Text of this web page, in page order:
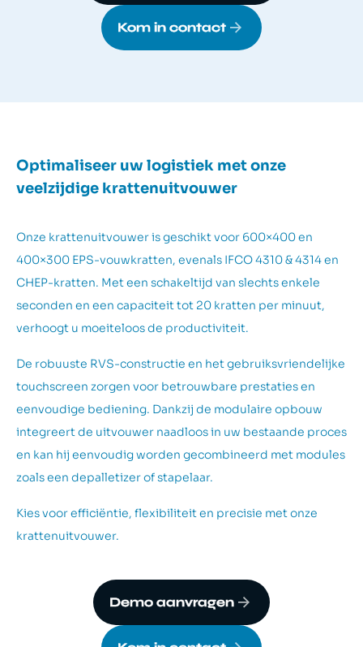
Kom in contact
Optimaliseer uw logistiek met onze
veelzijdige krattenuitvouwer
Onze krattenuitvouwer is geschikt voor 600×400 en
400×300 EPS-vouwkratten, evenals IFCO 4310 & 4314 en
CHEP-kratten. Met een schakeltijd van slechts enkele
seconden en een capaciteit tot 20 kratten per minuut,
verhoogt u moeiteloos de productiviteit.
De robuuste RVS-constructie en het gebruiksvriendelijke
touchscreen zorgen voor betrouwbare prestaties en
eenvoudige bediening. Dankzij de modulaire opbouw
integreert de uitvouwer naadloos in uw bestaande proces
en kan hij eenvoudig worden gecombineerd met modules
zoals een depalletizer of stapelaar.
Kies voor efficiëntie, flexibiliteit en precisie met onze
krattenuitvouwer.
Demo aanvragen